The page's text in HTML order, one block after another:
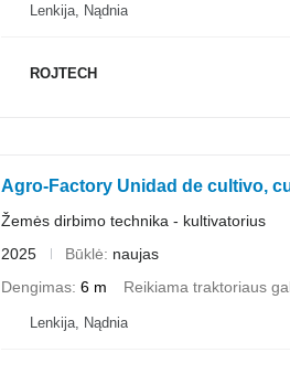
Lenkija, Nądnia
ROJTECH
Agro-Factory Unidad de cultivo,
Žemės dirbimo technika - kultivatorius
2025
Būklė
naujas
Dengimas 6 m Reikiama traktoriaus
Lenkija, Nądnia